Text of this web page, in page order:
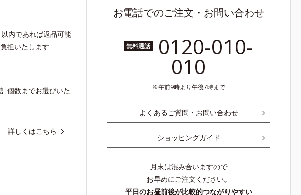
内であれば返品可能
担いたします
個数までお選びいた
詳しくはこちら
お電話でのご注文・お問い合わせ
無料通話 0120-010-
010
午前9時より午後7時まで
よくあるご質問・お問い合わせ
ショッピングガイド
月末は混み合いますので
お早めにご注文ください。
平日のお昼前後が比較的つながりやすい